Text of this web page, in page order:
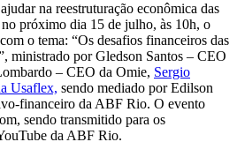
na reestruturação econômica das
próximo dia 15 de julho, às 10h, o
o tema: “Os desafios financeiros das
ministrado por Gledson Santos – CEO
– CEO da Omie, Sergio
Usaflex, sendo mediado por Edilson
financeiro da ABF Rio. O evento
sendo transmitido para os
da ABF Rio.